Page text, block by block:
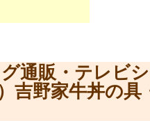
通販・テレビ
吉野家牛丼の